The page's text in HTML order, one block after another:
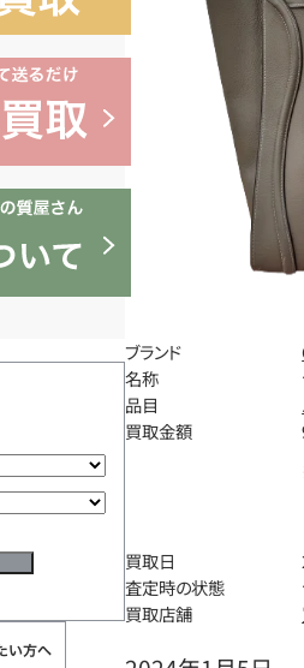
ブランド
名称
品目
買取金額
買取日
査定時の状態
買取店舗